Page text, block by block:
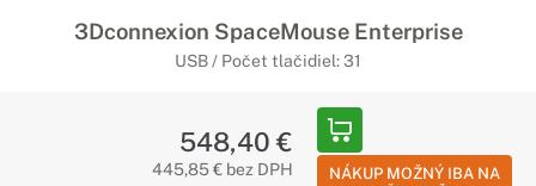
3Dconnexion SpaceMouse Enterprise
USB / Počet tlačidiel: 31
548,40 €
445,85 € bez DPH
NÁKUP MOŽNÝ IBA NA